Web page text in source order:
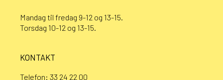
Mandag til fredag 9-12 og 13-15.
Torsdag 10-12 og 13-15.
KONTAKT
Telefon: 33 24 22 00